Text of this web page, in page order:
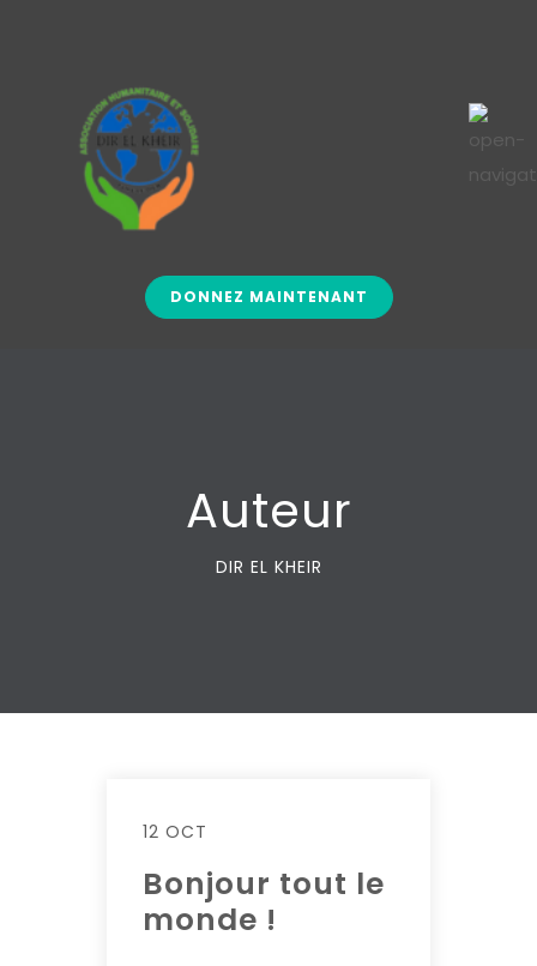
DONNEZ MAINTENANT
Auteur
DIR EL KHEIR
12 OCT
Bonjour tout le
monde !